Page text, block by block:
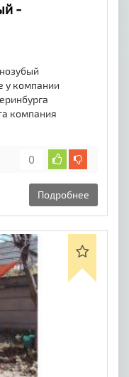
-
у компании
компания
0
Подробнее